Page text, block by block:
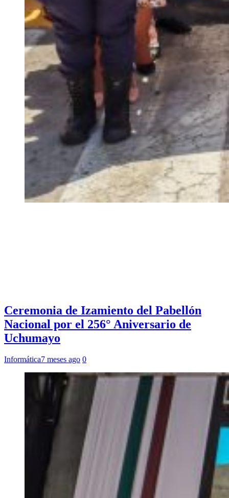
Ceremonia de Izamiento del Pabellón
Nacional por el 256° Aniversario de
Uchumayo
Informática7 meses ago 0